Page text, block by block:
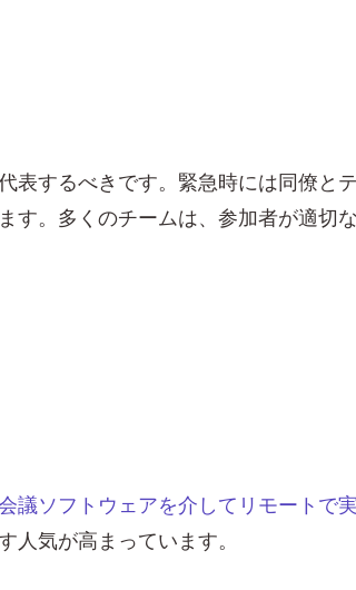
表するべきです。緊急時には同僚
す。多くのチームは、参加者が適
議ソフトウェアを介してリモートで
人気が高まっています。